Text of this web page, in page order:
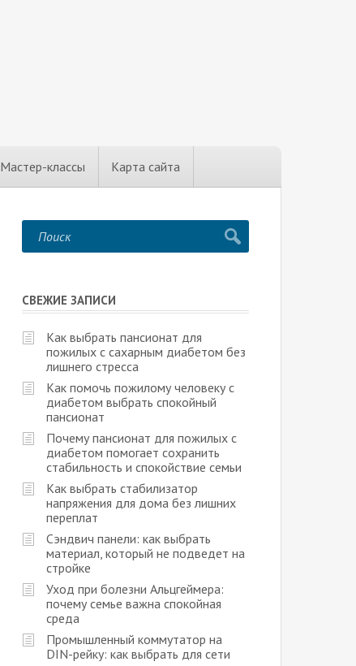
Мастер-классы Карта сайта
СВЕЖИЕ ЗАПИСИ
Как выбрать пансионат для
пожилых с сахарным диабетом без
лишнего стресса
Как помочь пожилому человеку с
диабетом выбрать спокойный
пансионат
Почему пансионат для пожилых с
диабетом помогает сохранить
стабильность и спокойствие семьи
Как выбрать стабилизатор
напряжения для дома без лишних
переплат
Сэндвич панели: как выбрать
материал, который не подведет на
стройке
Уход при болезни Альцгеймера:
почему семье важна спокойная
среда
Промышленный коммутатор на
DIN-рейку: как выбрать для сети